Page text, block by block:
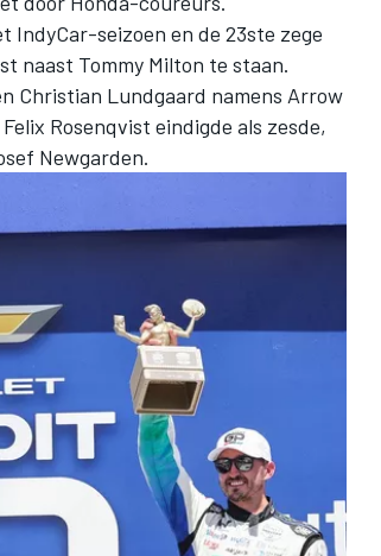
IndyCar-seizoen en de 23ste zege
naast Tommy Milton te staan.
Christian Lundgaard namens Arrow
Felix Rosenqvist eindigde als zesde,
Newgarden.